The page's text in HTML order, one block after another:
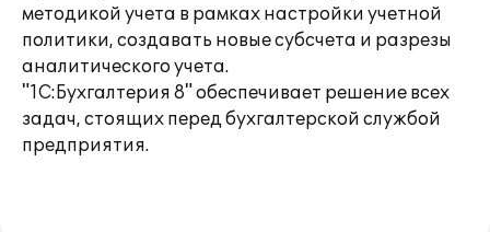
методикой учета в рамках настройки учетной
политики, создавать новые субсчета и разрезы
аналитического учета.
"1С:Бухгалтерия 8" обеспечивает решение всех
задач, стоящих перед бухгалтерской службой
предприятия.